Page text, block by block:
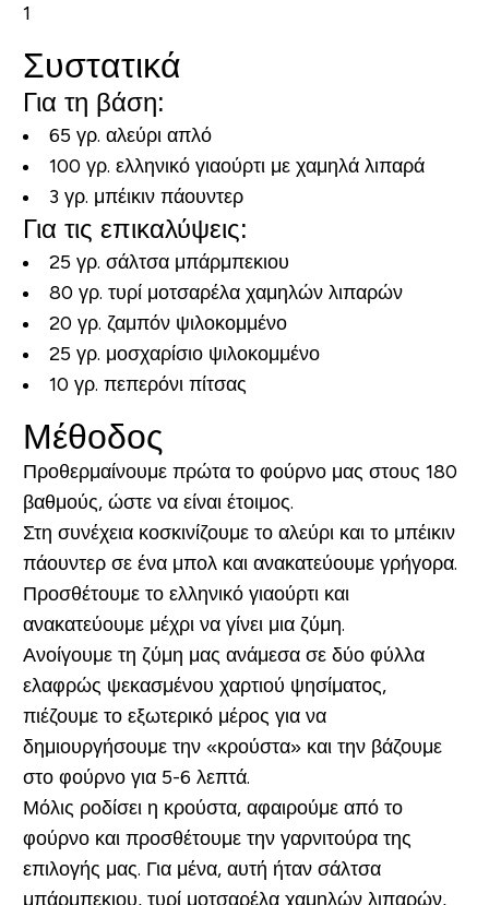
1
Συστατικά
Για τη βάση:
65 γρ. αλεύρι απλό
100 γρ. ελληνικό γιαούρτι με χαμηλά λιπαρά
3 γρ. μπέικιν πάουντερ
Για τις επικαλύψεις:
25 γρ. σάλτσα μπάρμπεκιου
80 γρ. τυρί μοτσαρέλα χαμηλών λιπαρών
20 γρ. ζαμπόν ψιλοκομμένο
25 γρ. μοσχαρίσιο ψιλοκομμένο
10 γρ. πεπερόνι πίτσας
Μέθοδος
Προθερμαίνουμε πρώτα το φούρνο μας στους 180
βαθμούς, ώστε να είναι έτοιμος.
Στη συνέχεια κοσκινίζουμε το αλεύρι και το μπέικιν
πάουντερ σε ένα μπολ και ανακατεύουμε γρήγορα.
Προσθέτουμε το ελληνικό γιαούρτι και
ανακατεύουμε μέχρι να γίνει μια ζύμη.
Ανοίγουμε τη ζύμη μας ανάμεσα σε δύο φύλλα
ελαφρώς ψεκασμένου χαρτιού ψησίματος,
πιέζουμε το εξωτερικό μέρος για να
δημιουργήσουμε την «κρούστα» και την βάζουμε
στο φούρνο για 5-6 λεπτά.
Μόλις ροδίσει η κρούστα, αφαιρούμε από το
φούρνο και προσθέτουμε την γαρνιτούρα της
επιλογής μας. Για μένα, αυτή ήταν σάλτσα
μπάρμπεκιου, τυρί μοτσαρέλα χαμηλών λιπαρών,